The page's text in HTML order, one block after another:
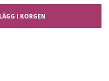
LÄGG I KORGEN